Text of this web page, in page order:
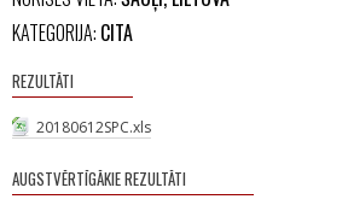
KATEGORIJA: CITA
REZULTĀTI
20180612SPC.xls
AUGSTVĒRTĪGĀKIE REZULTĀTI